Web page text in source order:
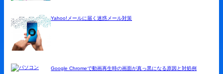
Yahoo!メールに届く迷惑メール対策
Google Chromeで動画再生時の画面が真っ黒になる原因と対処例